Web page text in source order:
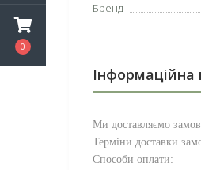
0
Бренд
Інформаційна
Ми доставляємо
Терміни доставки
Способи оплати: